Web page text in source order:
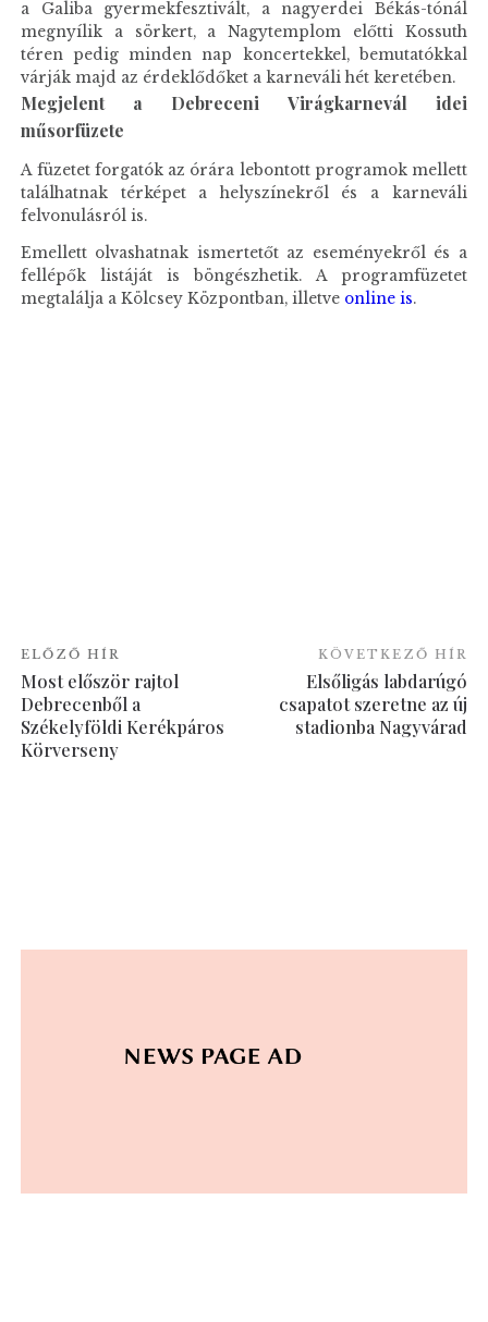
a Galiba gyermekfesztivált, a nagyerdei Békás-tónál
megnyílik a sörkert, a Nagytemplom előtti Kossuth
téren pedig minden nap koncertekkel, bemutatókkal
várják majd az érdeklődőket a karneváli hét keretében.
Megjelent a Debreceni Virágkarnevál idei
műsorfüzete
A füzetet forgatók az órára lebontott programok mellett
találhatnak térképet a helyszínekről és a karneváli
felvonulásról is.
Emellett olvashatnak ismertetőt az eseményekről és a
fellépők listáját is böngészhetik. A programfüzetet
megtalálja a Kölcsey Központban, illetve online is.
ELŐZŐ HÍR
Most először rajtol
Debrecenből a
Székelyföldi Kerékpáros
Körverseny
KÖVETKEZŐ HÍR
Elsőligás labdarúgó
csapatot szeretne az új
stadionba Nagyvárad